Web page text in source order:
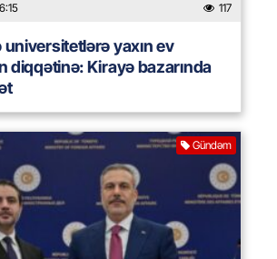
117
yaxın ev
diqqətinə: Kirayə bazarında
Gündəm